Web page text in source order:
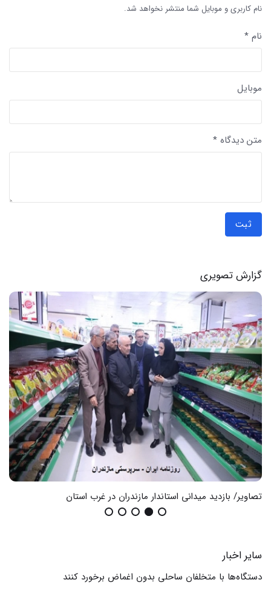
نام کاربری و موبایل شما منتشر نخواهد شد.
نام *
موبایل
متن دیدگاه *
ثبت
گزارش تصویری
تصاویر/ بازدید میدانی استاندار مازندران در غرب استان
سایر اخبار
دستگاه‌ها با متخلفان ساحلی بدون اغماض برخورد کنند